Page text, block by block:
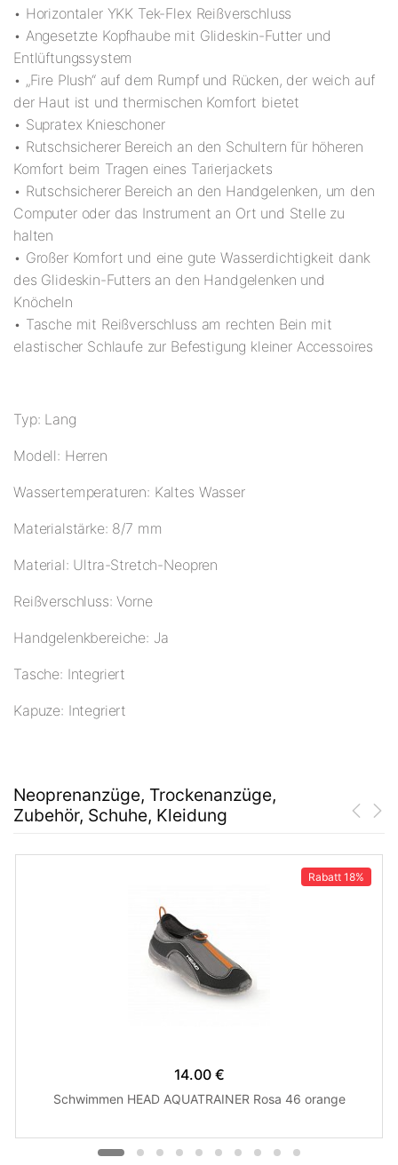
• Horizontaler YKK Tek-Flex Reißverschluss
• Angesetzte Kopfhaube mit Glideskin-Futter und
Entlüftungssystem
• „Fire Plush“ auf dem Rumpf und Rücken, der weich auf
der Haut ist und thermischen Komfort bietet
• Supratex Knieschoner
• Rutschsicherer Bereich an den Schultern für höheren
Komfort beim Tragen eines Tarierjackets
• Rutschsicherer Bereich an den Handgelenken, um den
Computer oder das Instrument an Ort und Stelle zu
halten
• Großer Komfort und eine gute Wasserdichtigkeit dank
des Glideskin-Futters an den Handgelenken und
Knöcheln
• Tasche mit Reißverschluss am rechten Bein mit
elastischer Schlaufe zur Befestigung kleiner Accessoires
Typ: Lang
Modell: Herren
Wassertemperaturen: Kaltes Wasser
Materialstärke: 8/7 mm
Material: Ultra-Stretch-Neopren
Reißverschluss: Vorne
Handgelenkbereiche: Ja
Tasche: Integriert
Kapuze: Integriert
Neoprenanzüge, Trockenanzüge,
Zubehör, Schuhe, Kleidung
Rabatt 18%
14.00 €
Schwimmen HEAD AQUATRAINER Rosa 46 orange